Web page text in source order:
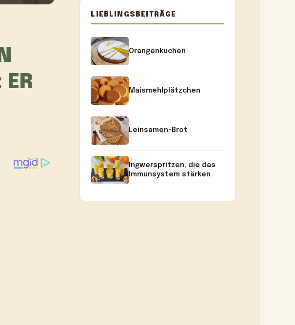
ER
LIEBLINGSBEITRÄGE
Orangenkuchen
Maismehlplätzchen
Leinsamen-Brot
Ingwerspritzen, die das
Immunsystem stärken